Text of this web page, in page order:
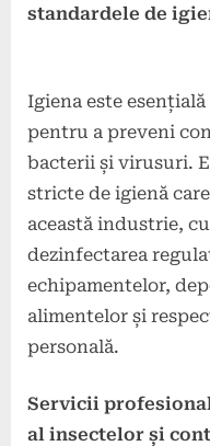
standardele de
Igiena este
pentru a preveni
bacterii și virusuri.
stricte de igienă
această industrie,
dezinfectarea
echipamentelor,
alimentelor și
personală.
Servicii
al insectelor și